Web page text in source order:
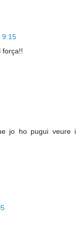
9:15
força!!
jo ho pugui veure i